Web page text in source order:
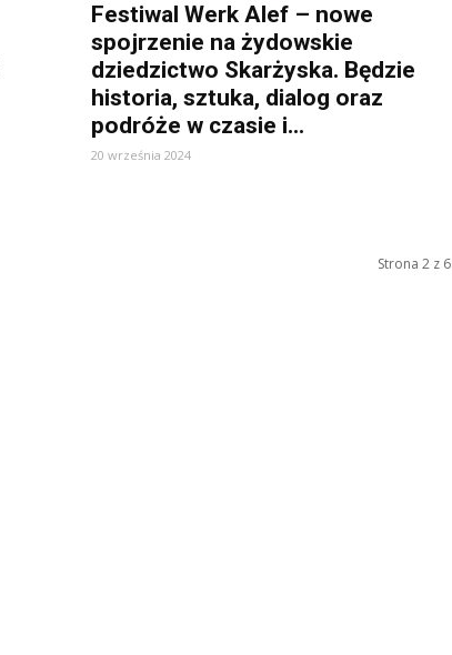
Festiwal Werk Alef – nowe
spojrzenie na żydowskie
dziedzictwo Skarżyska. Będzie
historia, sztuka, dialog oraz
podróże w czasie i...
20 września 2024
Strona 2 z 6